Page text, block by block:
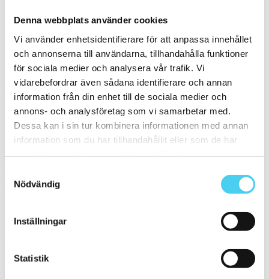
Denna webbplats använder cookies
Vi använder enhetsidentifierare för att anpassa innehållet
och annonserna till användarna, tillhandahålla funktioner
för sociala medier och analysera vår trafik. Vi
vidarebefordrar även sådana identifierare och annan
information från din enhet till de sociala medier och
annons- och analysföretag som vi samarbetar med.
Dessa kan i sin tur kombinera informationen med annan
information som du har tillhandahållit eller som de har
Nödvändig
Inställningar
Statistik
Sockel
Serie
Filtrera på en Serie
Välj en eller flera serier:
Evoque
Sortera
Tyvärr gav sökningen inget resultat. Välj gärna en kategori nedan
eller gör om din sökning.
Med över 30 år i branschen är vi experter på allt inom kakel och